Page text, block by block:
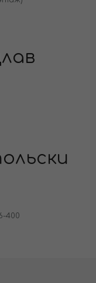
400